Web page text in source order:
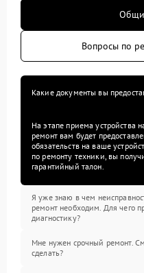
Вопросы по
Какие документы вы
На этапе приема устройства
ремонт вам будет
обязательств на ваше
по ремонту техники, вы
гарантийный талон.
Я уже знаю в чем
ремонт необходим. Для чего
диагностику?
Мне нужен срочный ремонт.
сделать?